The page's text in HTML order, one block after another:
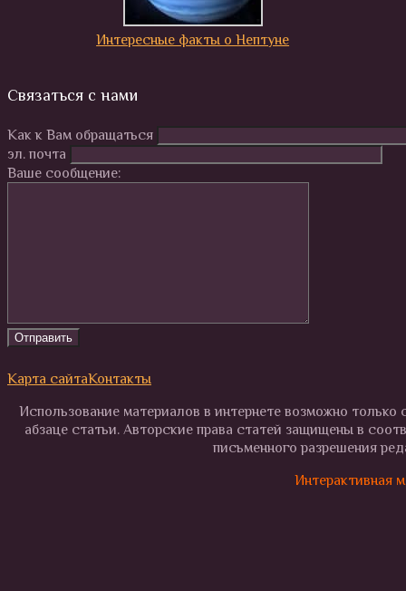
Интересные факты о Нептуне
Связаться с нами
Как к Вам обращаться
эл. почта
Ваше сообщение:
Карта сайтаКонтакты
Использование материалов в интернете возможно
абзаце статьи. Авторские права статей защищены в
письменного разрешения
Интерактивная